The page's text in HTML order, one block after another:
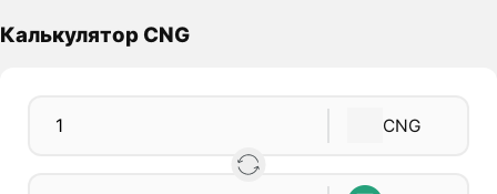
Калькулятор CNG
CNG